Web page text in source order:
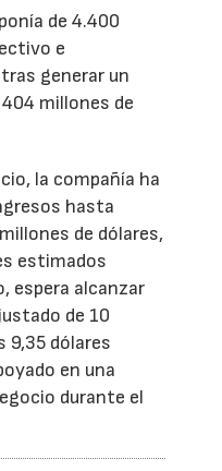
de 4.400
e
generar un
millones de
la compañía ha
hasta
de dólares,
estimados
espera alcanzar
de 10
9,35 dólares
en una
durante el